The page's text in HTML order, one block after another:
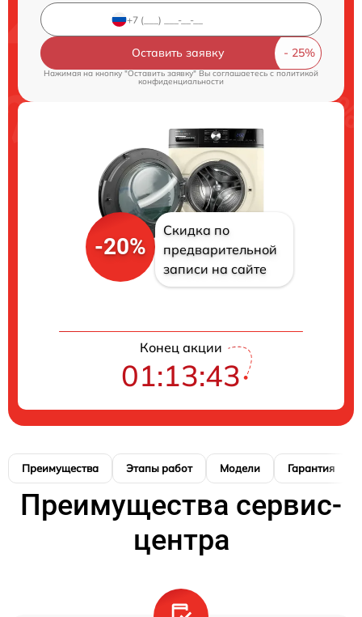
Оставить заявку
Нажимая на кнопку "Оставить заявку" Вы соглашаетесь c политикой
конфиденциальности
-20%
Скидка по
предварительной
записи на сайте
Конец акции
01:13:42
Преимущества Этапы работ Модели Гарантия
Преимущества сервис-
центра